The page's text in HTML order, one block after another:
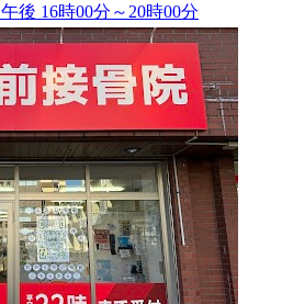
午後 16時00分～20時00分